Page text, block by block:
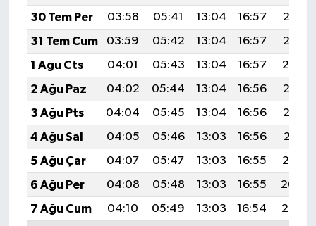
30 Tem Per
03:58 05:41 13:04 16:57
20:16
31 Tem Cum
03:59 05:42 13:04 16:57
20:15
1 Ağu Cts
04:01 05:43 13:04 16:57
20:14
2 Ağu Paz
04:02 05:44 13:04 16:56
20:13
3 Ağu Pts
04:04 05:45 13:04 16:56
20:12
4 Ağu Sal
04:05 05:46 13:03 16:56
20:11
5 Ağu Çar
04:07 05:47 13:03 16:55
20:10
6 Ağu Per
04:08 05:48 13:03 16:55
20:09
7 Ağu Cum
04:10 05:49 13:03 16:54
20:08